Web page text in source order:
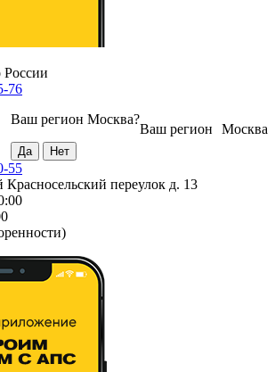
России
76
Москва
Ваш регион
Ваш регион Москва?
55
Красносельский переулок д. 13